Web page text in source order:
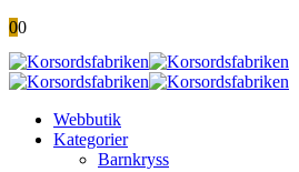
00
Webbutik
Kategorier
Barnkryss